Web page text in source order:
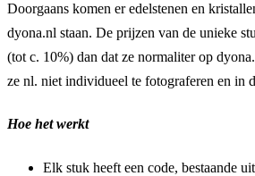
Doorgaans komen er edelstenen en
dyona.nl staan. De prijzen van de unieke
(tot c. 10%) dan dat ze normaliter op
ze nl. niet individueel te fotograferen en in
Hoe het werkt
Elk stuk heeft een code, bestaande